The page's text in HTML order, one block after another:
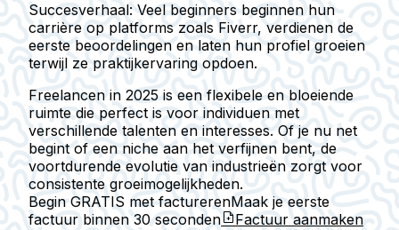
Succesverhaal: Veel beginners beginnen hun
carrière op platforms zoals Fiverr, verdienen de
eerste beoordelingen en laten hun profiel groeien
terwijl ze praktijkervaring opdoen.
Freelancen in 2025 is een flexibele en bloeiende
ruimte die perfect is voor individuen met
verschillende talenten en interesses. Of je nu net
begint of een niche aan het verfijnen bent, de
voortdurende evolutie van industrieën zorgt voor
consistente groeimogelijkheden.
Begin GRATIS met facturerenMaak je eerste
factuur binnen 30 seconden Factuur aanmaken